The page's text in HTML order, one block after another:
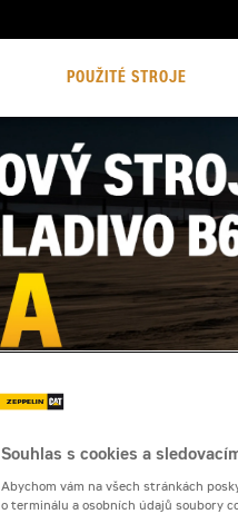
POUŽITÉ STROJE
Souhlas s cookies a
Abychom vám na všech stránkách
o terminálu a osobních údajů soubory